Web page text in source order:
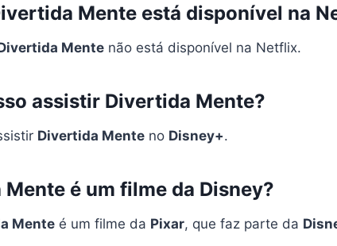
Mente está disponível na
Mente não está disponível na Netflix.
assistir Divertida Mente?
Divertida Mente no Disney+.
é um filme da Disney?
Mente é um filme da Pixar, que faz parte da